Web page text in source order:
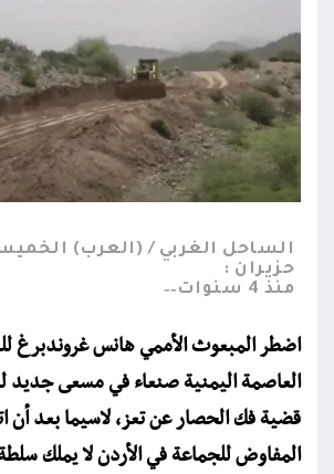
حزيران :
منذ 4 سنوات
اضطر المبعوث الأممي هانس غروندبرغ
العاصمة اليمنية صنعاء في مسعى جديد
قضية فك الحصار عن تعز، لاسيما بعد أن
المفاوض للجماعة في الأردن لا يملك سلطة